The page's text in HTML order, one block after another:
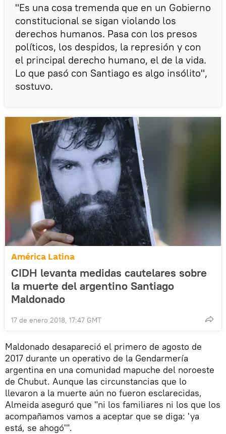
"Es una cosa tremenda que en un Gobierno
constitucional se sigan violando los
derechos humanos. Pasa con los presos
políticos, los despidos, la represión y con
el principal derecho humano, el de la vida.
Lo que pasó con Santiago es algo insólito",
sostuvo.
América Latina
CIDH levanta medidas cautelares sobre
la muerte del argentino Santiago
Maldonado
17 de enero 2018, 17:47 GMT
Maldonado desapareció el primero de agosto de
2017 durante un operativo de la Gendarmería
argentina en una comunidad mapuche del noroeste
de Chubut. Aunque las circunstancias que lo
llevaron a la muerte aún no fueron esclarecidas,
Almeida aseguró que "ni los familiares ni los que los
acompañamos vamos a aceptar que se diga: 'ya
está, se ahogó'".